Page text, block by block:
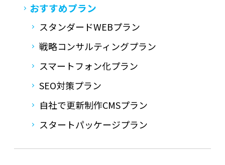
おすすめプラン
スタンダードWEBプラン
戦略コンサルティングプラン
スマートフォン化プラン
SEO対策プラン
自社で更新制作CMSプラン
スタートパッケージプラン